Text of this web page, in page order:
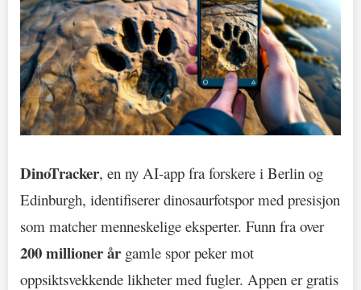
DinoTracker, en ny AI-app fra forskere i Berlin og
Edinburgh, identifiserer dinosaurfotspor med presisjon
som matcher menneskelige eksperter. Funn fra over
200 millioner år gamle spor peker mot
oppsiktsvekkende likheter med fugler. Appen er gratis